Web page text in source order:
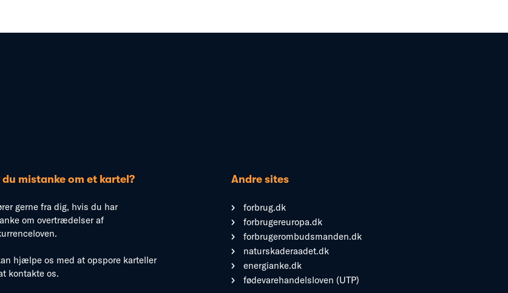
du mistanke om et kartel?
gerne fra dig, hvis du har
om overtrædelser af
hjælpe os med at opspore karteller
kontakte os.
Andre sites
forbrug.dk
forbrugereuropa.dk
forbrugerombudsmanden.dk
naturskaderaadet.dk
energianke.dk
fødevarehandelsloven (UTP)